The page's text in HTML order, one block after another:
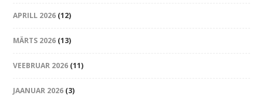
APRILL 2026 (12)
MÄRTS 2026 (13)
VEEBRUAR 2026 (11)
JAANUAR 2026 (3)